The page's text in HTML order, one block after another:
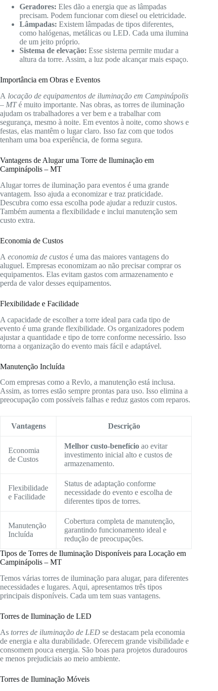
Geradores: Eles dão a energia que as lâmpadas
precisam. Podem funcionar com diesel ou eletricidade.
Lâmpadas: Existem lâmpadas de tipos diferentes,
como halógenas, metálicas ou LED. Cada uma ilumina
de um jeito próprio.
Sistema de elevação: Esse sistema permite mudar a
altura da torre. Assim, a luz pode alcançar mais espaço.
Importância em Obras e Eventos
A locação de equipamentos de iluminação em Campinápolis
– MTé muito importante. Nas obras, as torres de iluminação
ajudam os trabalhadores a ver bem e a trabalhar com
segurança, mesmo à noite. Em eventos à noite, como shows e
festas, elas mantêm o lugar claro. Isso faz com que todos
tenham uma boa experiência, de forma segura.
Vantagens de Alugar uma Torre de Iluminação em
Campinápolis – MT
Alugar torres de iluminação para eventos é uma grande
vantagem. Isso ajuda a economizar e traz praticidade.
Descubra como essa escolha pode ajudar a reduzir custos.
Também aumenta a flexibilidade e inclui manutenção sem
custo extra.
Economia de Custos
A economia de custos é uma das maiores vantagens do
aluguel. Empresas economizam ao não precisar comprar os
equipamentos. Elas evitam gastos com armazenamento e
perda de valor desses equipamentos.
Flexibilidade e Facilidade
A capacidade de escolher a torre ideal para cada tipo de
evento é uma grande flexibilidade. Os organizadores podem
ajustar a quantidade e tipo de torre conforme necessário. Isso
torna a organização do evento mais fácil e adaptável.
Manutenção Incluída
Com empresas como a Revlo, a manutenção está inclusa.
Assim, as torres estão sempre prontas para uso. Isso elimina a
preocupação com possíveis falhas e reduz gastos com reparos.
Vantagens Descrição
Economia
de Custos
Melhor custo-benefício ao evitar
investimento inicial alto e custos de
armazenamento.
Flexibilidade
e Facilidade
Status de adaptação conforme
necessidade do evento e escolha de
diferentes tipos de torres.
Manutenção
Incluída
Cobertura completa de manutenção,
garantindo funcionamento ideal e
redução de preocupações.
Tipos de Torres de Iluminação Disponíveis para Locação em
Campinápolis – MT
Temos várias torres de iluminação para alugar, para diferentes
necessidades e lugares. Aqui, apresentamos três tipos
principais disponíveis. Cada um tem suas vantagens.
Torres de Iluminação de LED
As torres de iluminação de LED se destacam pela economia
de energia e alta durabilidade. Oferecem grande visibilidade e
consomem pouca energia. São boas para projetos duradouros
e menos prejudiciais ao meio ambiente.
Torres de Iluminação Móveis